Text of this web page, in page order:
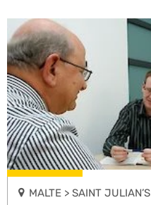
MALTE > SAINT JULIAN’S